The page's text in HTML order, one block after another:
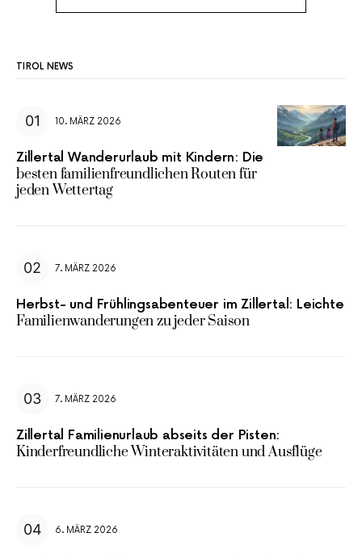
TIROL NEWS
10. MÄRZ 2026
Zillertal Wanderurlaub mit Kindern: Die
besten familienfreundlichen Routen für
jeden Wettertag
7. MÄRZ 2026
Herbst- und Frühlingsabenteuer im Zillertal: Leichte
Familienwanderungen zu jeder Saison
7. MÄRZ 2026
Zillertal Familienurlaub abseits der Pisten:
Kinderfreundliche Winteraktivitäten und Ausflüge
6. MÄRZ 2026